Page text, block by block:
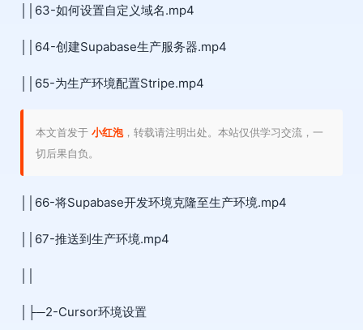
││63-如何设置自定义域名.mp4
││64-创建Supabase生产服务器.mp4
││65-为生产环境配置Stripe.mp4
本文首发于 小红泡，转载请注明出处。本站仅供学习交流，一
切后果自负。
││66-将Supabase开发环境克隆至生产环境.mp4
││67-推送到生产环境.mp4
│├─2-Cursor环境设置